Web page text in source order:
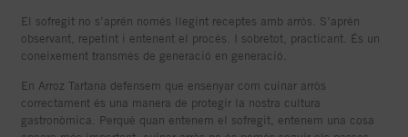
El sofregit no s’aprén només llegint receptes amb arròs. S’aprén
observant, repetint i entenent el procés. I sobretot, practicant. És un
coneixement transmés de generació en generació.
En Arroz Tartana defensem que ensenyar com cuinar arròs
correctament és una manera de protegir la nostra cultura
gastronòmica. Perquè quan entenem el sofregit, entenem una cosa